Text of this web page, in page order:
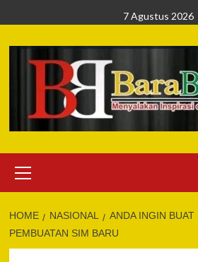
to
content
7 Agustus 2026
Menu
HOME NASIONAL
ANDA INGIN
PEMBUATAN SIM BARU